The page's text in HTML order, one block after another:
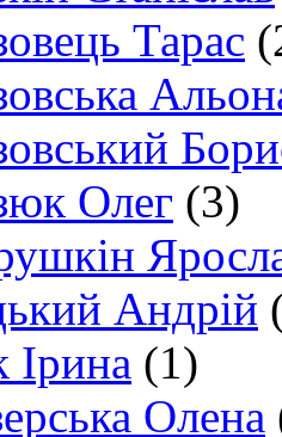
Тарас
Олег (3)
Андрій
Ірина (1)
Олена